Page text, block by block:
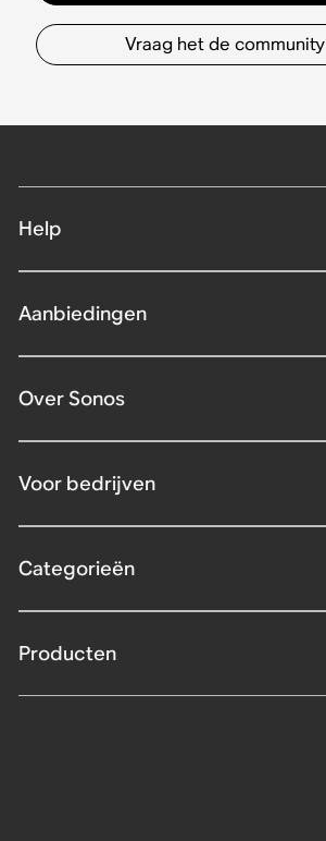
Vraag het de community
Help
Aanbiedingen
Over Sonos
Voor bedrijven
Categorieën
Producten